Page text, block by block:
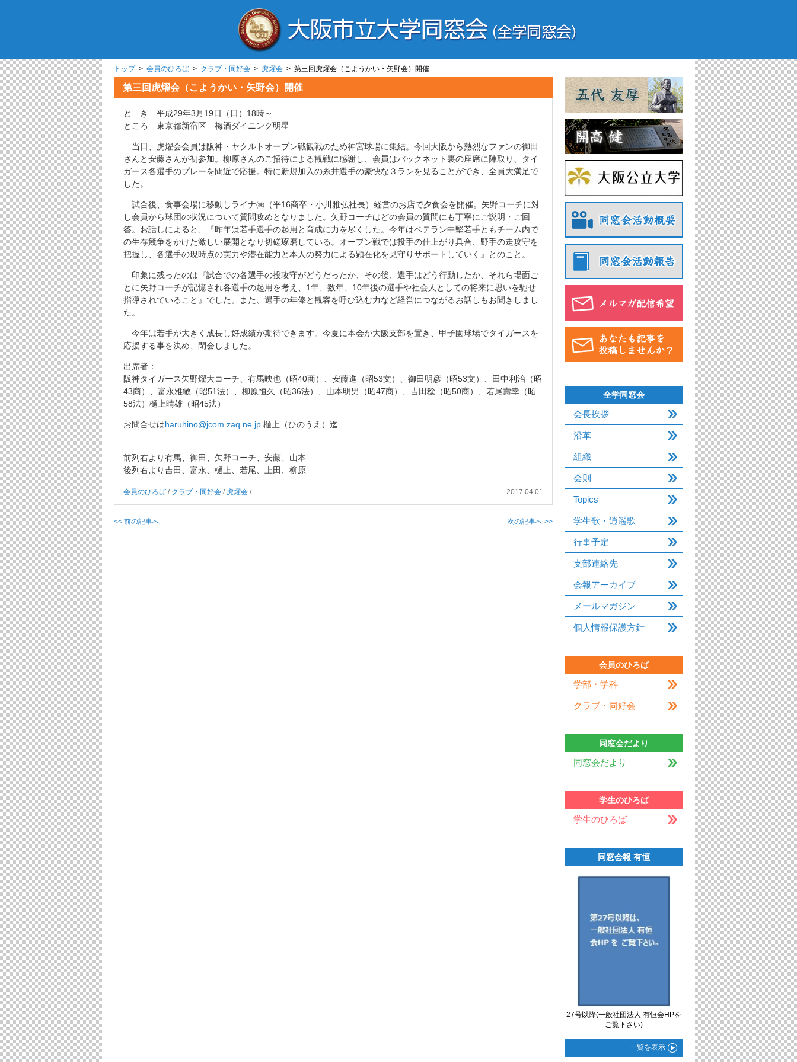
トップ> 会員のひろば > クラブ・同好会 > 虎燿会 > 第三回虎燿会（こようかい・矢野会）開催
第三回虎燿会（こようかい・矢野会）開催
と き 平成29年3月19日（日）18時～
ところ 東京都新宿区 梅酒ダイニング明星
当日、虎燿会会員は阪神・ヤクルトオープン戦観戦のため神宮球場に集結。今回大阪から熱烈なファンの御田
さんと安藤さんが初参加。柳原さんのご招待による観戦に感謝し、会員はバックネット裏の座席に陣取り、タイ
ガース各選手のプレーを間近で応援。特に新規加入の糸井選手の豪快な３ランを見ることができ、全員大満足で
した。
試合後、食事会場に移動しライナ㈱（平16商卒・小川雅弘社長）経営のお店で夕食会を開催。矢野コーチに対
し会員から球団の状況について質問攻めとなりました。矢野コーチはどの会員の質問にも丁寧にご説明・ご回
答。お話しによると、『昨年は若手選手の起用と育成に力を尽くした。今年はベテラン中堅若手ともチーム内で
の生存競争をかけた激しい展開となり切磋琢磨している。オープン戦では投手の仕上がり具合、野手の走攻守を
把握し、各選手の現時点の実力や潜在能力と本人の努力による顕在化を見守りサポートしていく』とのこと。
印象に残ったのは『試合での各選手の投攻守がどうだったか、その後、選手はどう行動したか、それら場面ご
とに矢野コーチが記憶され各選手の起用を考え、1年、数年、10年後の選手や社会人としての将来に思いを馳せ
指導されていること』でした。また、選手の年俸と観客を呼び込む力など経営につながるお話しもお聞きしまし
た。
今年は若手が大きく成長し好成績が期待できます。今夏に本会が大阪支部を置き、甲子園球場でタイガースを
応援する事を決め、閉会しました。
出席者：
阪神タイガース矢野燿大コーチ、有馬映也（昭40商）、安藤進（昭53文）、御田明彦（昭53文）、田中利治（昭
43商）、富永雅敏（昭51法）、柳原恒久（昭36法）、山本明男（昭47商）、吉田稔（昭50商）、若尾壽幸（昭
58法）樋上晴雄（昭45法）
お問合せはharuhino@jcom.zaq.ne.jp 樋上（ひのうえ）迄
前列右より有馬、御田、矢野コーチ、安藤、山本
後列右より吉田、富永、樋上、若尾、上田、柳原
会員のひろば / クラブ・同好会 / 虎燿会 / 2017.04.01
<< 前の記事へ 次の記事へ >>
全学同窓会
会長挨拶
沿革
組織
会則
Topics
学生歌・逍遥歌
行事予定
支部連絡先
会報アーカイブ
メールマガジン
個人情報保護方針
会員のひろば
学部・学科
クラブ・同好会
同窓会だより
同窓会だより
学生のひろば
学生のひろば
同窓会報 有恒
27号以降(一般社団法人 有恒会HPを
ご覧下さい)
一覧を表示